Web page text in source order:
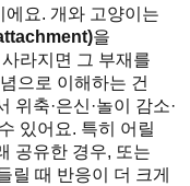
요. 개와 고양이는
을
라지면 그 부재를
으로 이해하는 건
위축·은신·놀이 감소·
있어요. 특히 어릴
공유한 경우, 또는
릴 때 반응이 더 크게